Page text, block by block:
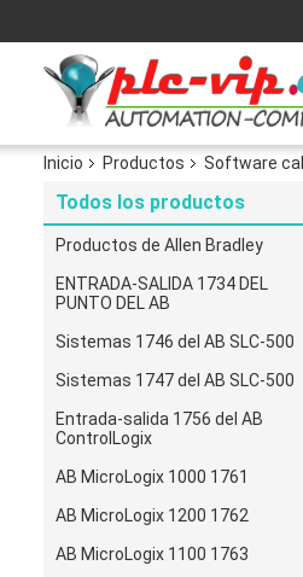
Inicio Productos Software
Todos los productos
Productos de Allen Bradley
ENTRADA-SALIDA 1734 DEL
PUNTO DEL AB
Sistemas 1746 del AB SLC-500
Sistemas 1747 del AB SLC-500
Entrada-salida 1756 del AB
ControlLogix
AB MicroLogix 1000 1761
AB MicroLogix 1200 1762
AB MicroLogix 1100 1763